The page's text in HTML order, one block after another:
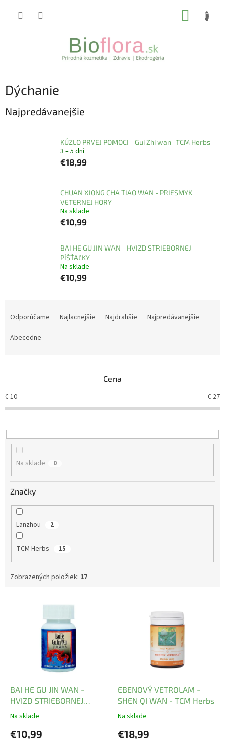
Dýchanie
Najpredávanejšie
KÚZLO PRVEJ POMOCI - Gui Zhi wan- TCM Herbs
3 – 5 dní
€18,99
CHUAN XIONG CHA TIAO WAN - PRIESMYK
VETERNEJ HORY
Na sklade
€10,99
BAI HE GU JIN WAN - HVIZD STRIEBORNEJ
PÍŠŤAĽKY
Na sklade
€10,99
r
o
u
k
Odporúčame Najlacnejšie Najdrahšie
Najpredávanejšie
Abecedne
Cena
€10 € 27
Na sklade 0
Značky
Lanzhou 2
TCM Herbs 15
Zobrazených položiek: 17
BAI HE GU JIN WAN -
HVIZD STRIEBORNEJ
PÍŠŤAĽKY
Na sklade
€10,99
EBENOVÝ VETROLAM -
SHEN QI WAN - TCM Herbs
Na sklade
€18,99